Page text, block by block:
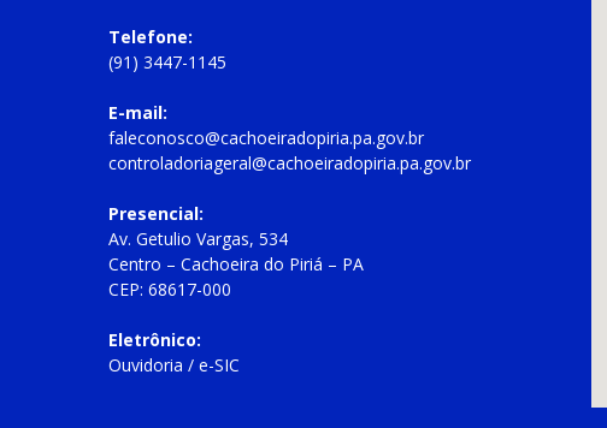
Telefone:
(91) 3447-1145
E-mail:
faleconosco@cachoeiradopiria.pa.gov.br
controladoriageral@cachoeiradopiria.pa.gov.br
Presencial:
Av. Getulio Vargas, 534
Centro – Cachoeira do Piriá – PA
CEP: 68617-000
Eletrônico:
Ouvidoria / e-SIC